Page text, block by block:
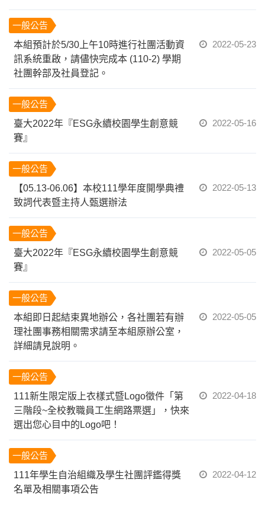
一般公告
本組預計於5/30上午10時進行社團活動資
訊系統重啟，請儘快完成本 (110-2) 學期
社團幹部及社員登記。
2022-05-23
一般公告
臺大2022年『ESG永續校園學生創意競
賽』
2022-05-16
一般公告
【05.13-06.06】本校111學年度開學典禮
致詞代表暨主持人甄選辦法
2022-05-13
一般公告
臺大2022年『ESG永續校園學生創意競
賽』
2022-05-05
一般公告
本組即日起結束異地辦公，各社團若有辦
理社團事務相關需求請至本組原辦公室，
詳細請見說明。
2022-05-05
一般公告
111新生限定版上衣樣式暨Logo徵件「第
三階段~全校教職員工生網路票選」，快來
選出您心目中的Logo吧！
2022-04-18
一般公告
111年學生自治組織及學生社團評鑑得獎
名單及相關事項公告
2022-04-12